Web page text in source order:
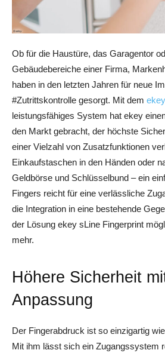
Ob für die Haustüre, das Garagentor
Gebäudebereiche einer Firma,
haben in den letzten Jahren für neue
#Zutrittskontrolle gesorgt. Mit dem
leistungsfähiges System hat ekey
den Markt gebracht, der höchste
einer Vielzahl von Zusatzfunktionen
Einkaufstaschen in den Händen oder
Geldbörse und Schlüsselbund – ein
Fingers reicht für eine verlässliche
die Integration in eine bestehende
der Lösung ekey sLine Fingerprint
mehr.
Höhere Sicherheit
Anpassung
Der Fingerabdruck ist so einzigartig
Mit ihm lässt sich ein Zugangssystem